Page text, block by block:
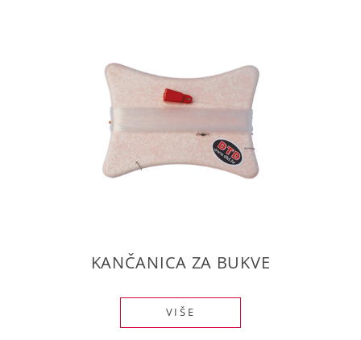
KANČANICA ZA BUKVE
VIŠE